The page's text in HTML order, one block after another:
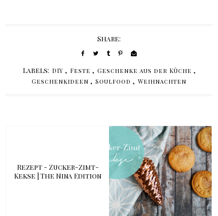
Share:
Labels: DIY , Feste , Geschenke aus der Küche ,
Geschenkideen , Soulfood , Weihnachten
Rezept - Zucker-Zimt-
Kekse | The Nina Edition